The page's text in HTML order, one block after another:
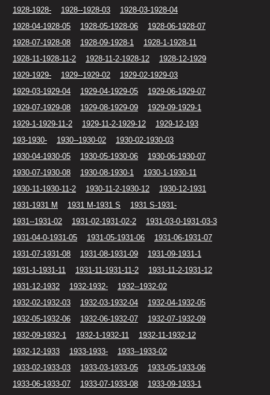
1928-1928- 1928--1928-03
1928-03-1928-04
1928-04-1928-05
1928-05-1928-06
1928-06-1928-07
1928-07-1928-08
1928-09-1928-1
1928-1-1928-11
1928-11-1928-11-2
1928-11-2-1928-12
1928-12-1929
1929-1929-
1929--1929-02
1929-02-1929-03
1929-03-1929-04
1929-04-1929-05
1929-06-1929-07
1929-07-1929-08
1929-08-1929-09
1929-09-1929-1
1929-1-1929-11-2
1929-11-2-1929-12
1929-12-193
193-1930-
1930--1930-02
1930-02-1930-03
1930-04-1930-05
1930-05-1930-06
1930-06-1930-07
1930-07-1930-08
1930-08-1930-1
1930-1-1930-11
1930-11-1930-11-2
1930-11-2-1930-12
1930-12-1931
1931-1931 M
1931 M-1931 S
1931 S-1931-
1931--1931-02
1931-02-1931-02-2
1931-03-0-1931-03-3
1931-04-0-1931-05
1931-05-1931-06
1931-06-1931-07
1931-07-1931-08
1931-08-1931-09
1931-09-1931-1
1931-1-1931-11
1931-11-1931-11-2
1931-11-2-1931-12
1931-12-1932
1932-1932-
1932--1932-02
1932-02-1932-03
1932-03-1932-04
1932-04-1932-05
1932-05-1932-06
1932-06-1932-07
1932-07-1932-09
1932-09-1932-1
1932-1-1932-11
1932-11-1932-12
1932-12-1933
1933-1933-
1933--1933-02
1933-02-1933-03
1933-03-1933-05
1933-05-1933-06
1933-06-1933-07
1933-07-1933-08
1933-09-1933-1